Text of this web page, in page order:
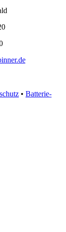
• Batterie-